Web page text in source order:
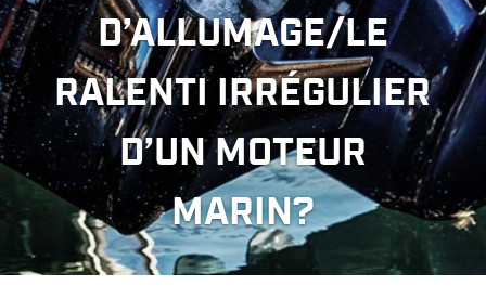
D’ALLUMAGE/LE
RALENTI IRRÉGULIER
D’UN MOTEUR
MARIN?